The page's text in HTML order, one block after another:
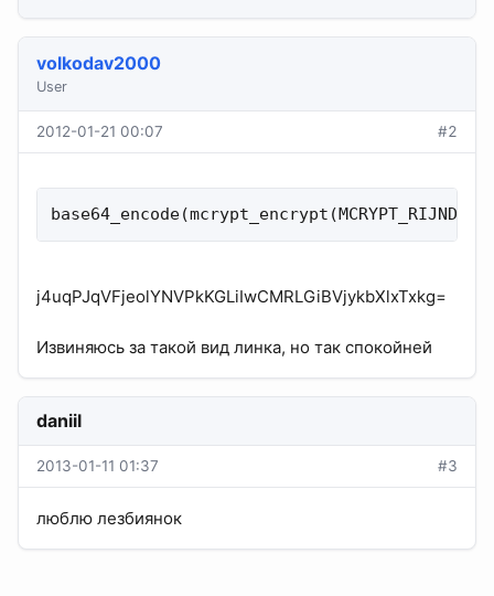
volkodav2000
User
2012-01-21 00:07 #2
j4uqPJqVFjeolYNVPkKGLiIwCMRLGiBVjykbXlxTxkg=
Извиняюсь за такой вид линка, но так спокойней
daniil
2013-01-11 01:37 #3
люблю лезбиянок